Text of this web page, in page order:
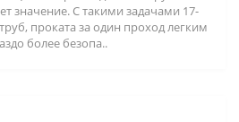
значение. С такими задачами 17-
проката за один проход легким
более безопа..